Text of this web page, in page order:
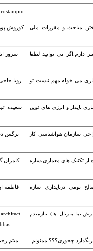
مباحث و مقررات ملی کوروش
دارم.اگر می توانید لطفا سرور
می خوام مهم نیست تو رویا
پایدار و انرژی های نوین سعیده
سازمان هواشناسی کار نرگس
از تکنیک های معماری،سازه کامران
بومی درپایداری سازه فاطمه
ها) نیازمندم
چجوری؟؟؟ ممنونم میثم